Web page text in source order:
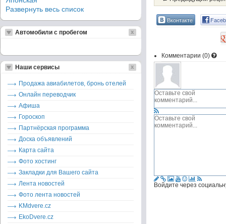
Вконтакте
Комментарии (0)
Войдите через
Развернуть весь список
Автомобили с пробегом
Наши сервисы
Продажа авиабилетов, бронь отелей
Онлайн переводчик
Афиша
Гороскоп
Партнёрская программа
Доска объявлений
Карта сайта
Фото хостинг
Закладки для Вашего сайта
Лента новостей
Фото лента новостей
KMdvere.cz
EkoDvere.cz